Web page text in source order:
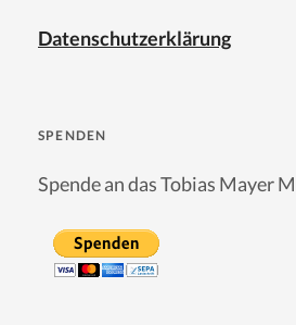
Datenschutzerklärung
SPENDEN
Spende an das Tobias Mayer